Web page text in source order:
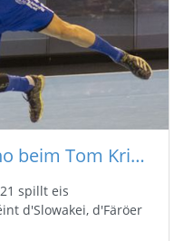
D'Christine Petit freet no beim Tom Krier…
spillt eis
d'Slowakei, d'Färöer